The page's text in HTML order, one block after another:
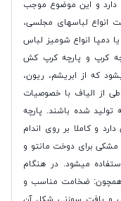
دارد و این موضوع موجب
انواع لباسهای مجلسی،
دمپا انواع شومیز لباس
کرپ و پارچه کرپ کش
که از ابریشم، ریون،
از الیاف با خصوصیات
شده باشند. پارچه
و کاملا بر روی اندام
مشکی برای دوخت مانتو و
میشود. در هنگام
همچون: ضخامت مناسب و